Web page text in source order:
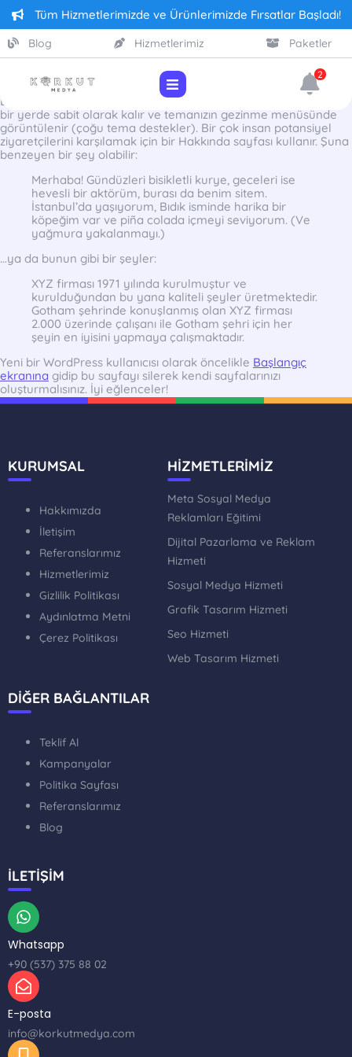
Tüm Hizmetlerimizde ve Ürünlerimizde Fırsatlar Başladı!
Blog Hizmetlerimiz Paketler
2
Bu bir örnek sayfadır. Bir blog yazısından farklıdır çünkü belirli
bir yerde sabit olarak kalır ve temanızın gezinme menüsünde
görüntülenir (çoğu tema destekler). Bir çok insan potansiyel
ziyaretçilerini karşılamak için bir Hakkında sayfası kullanır. Şuna
benzeyen bir şey olabilir:
Merhaba! Gündüzleri bisikletli kurye, geceleri ise
hevesli bir aktörüm, burası da benim sitem.
İstanbul’da yaşıyorum, Bıdık isminde harika bir
köpeğim var ve piña colada içmeyi seviyorum. (Ve
yağmura yakalanmayı.)
…ya da bunun gibi bir şeyler:
XYZ firması 1971 yılında kurulmuştur ve
kurulduğundan bu yana kaliteli şeyler üretmektedir.
Gotham şehrinde konuşlanmış olan XYZ firması
2.000 üzerinde çalışanı ile Gotham şehri için her
şeyin en iyisini yapmaya çalışmaktadır.
Yeni bir WordPress kullanıcısı olarak öncelikle Başlangıç
ekranına gidip bu sayfayı silerek kendi sayfalarınızı
oluşturmalısınız. İyi eğlenceler!
KURUMSAL
Hakkımızda
İletişim
Referanslarımız
Hizmetlerimiz
Gizlilik Politikası
Aydınlatma Metni
Çerez Politikası
HİZMETLERİMİZ
Meta Sosyal Medya
Reklamları Eğitimi
Dijital Pazarlama ve Reklam
Hizmeti
Sosyal Medya Hizmeti
Grafik Tasarım Hizmeti
Seo Hizmeti
Web Tasarım Hizmeti
DİĞER BAĞLANTILAR
Teklif Al
Kampanyalar
Politika Sayfası
Referanslarımız
Blog
İLETİŞİM
Whatsapp
+90 (537) 375 88 02
E-posta
info@korkutmedya.com